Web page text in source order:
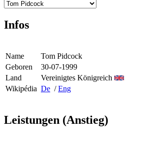
Infos
Name
Tom Pidcock
Geboren
30-07-1999
Land
Vereinigtes Königreich
Wikipédia De /Eng
Leistungen (Anstieg)